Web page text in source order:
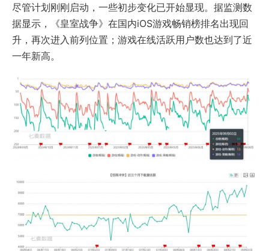
尽管计划刚刚启动，一些初步变化已开始显现。据监测数
据显示，《皇室战争》在国内iOS游戏畅销榜排名出现回
升，再次进入前列位置；游戏在线活跃用户数也达到了近
一年新高。